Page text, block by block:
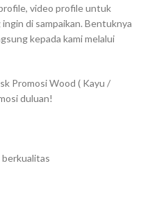
video profile untuk
di sampaikan. Bentuknya
kepada kami melalui
Promosi Wood ( Kayu /
duluan!